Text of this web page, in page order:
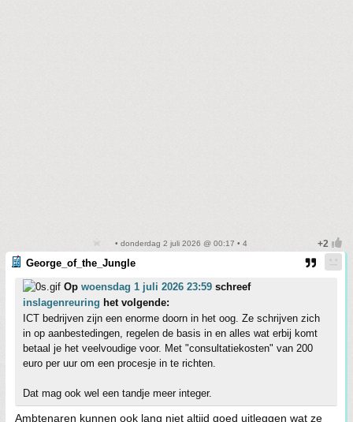
• donderdag 2 juli 2026 @ 00:17 • 4
George_of_the_Jungle
Op woensdag 1 juli 2026 23:59 schreef
inslagenreuring het volgende:
ICT bedrijven zijn een enorme doorn in het oog. Ze schrijven zich
in op aanbestedingen, regelen de basis in en alles wat erbij komt
betaal je het veelvoudige voor. Met "consultatiekosten" van 200
euro per uur om een procesje in te richten.
Dat mag ook wel een tandje meer integer.
Ambtenaren kunnen ook lang niet altijd goed uitleggen wat ze